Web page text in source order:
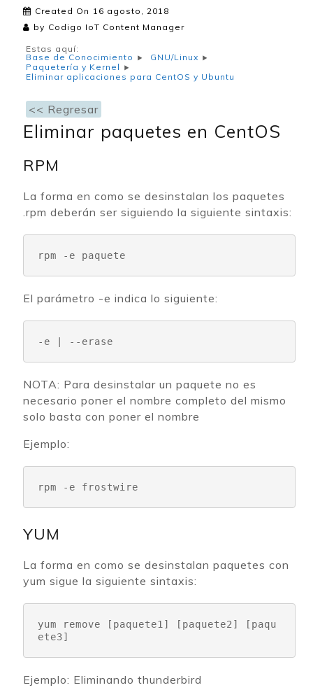
Created On 16 agosto, 2018
by Codigo IoT Content Manager
Estas aquí:
Base de Conocimiento
GNU/Linux
Paquetería y Kernel
Eliminar aplicaciones para CentOS y Ubuntu
<< Regresar
Eliminar paquetes en CentOS
RPM
La forma en como se desinstalan los paquetes
.rpm deberán ser siguiendo la siguiente sintaxis:
rpm -e paquete
El parámetro -e indica lo siguiente:
-e | --erase
NOTA: Para desinstalar un paquete no es
necesario poner el nombre completo del mismo
solo basta con poner el nombre
Ejemplo:
rpm -e frostwire
YUM
La forma en como se desinstalan paquetes con
yum sigue la siguiente sintaxis:
yum remove
[paquete1] [paquete2] [paqu
ete3]
Ejemplo: Eliminando thunderbird